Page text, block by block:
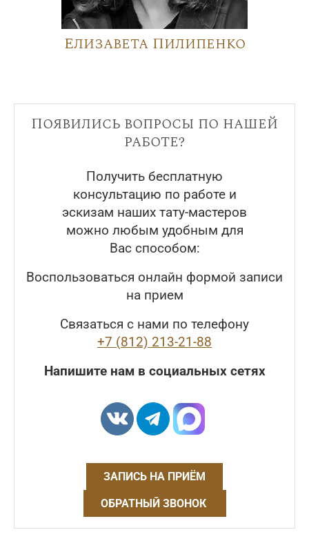
Елизавета Пилипенко
Появились вопросы по нашей
работе?
Получить бесплатную
консультацию по работе и
эскизам наших тату-мастеров
можно любым удобным для
Вас способом:
Воспользоваться онлайн формой записи
на прием
Связаться с нами по телефону
+7 (812) 213-21-88
Напишите нам в социальных сетях
ЗАПИСЬ НА ПРИЁМ
ОБРАТНЫЙ ЗВОНОК